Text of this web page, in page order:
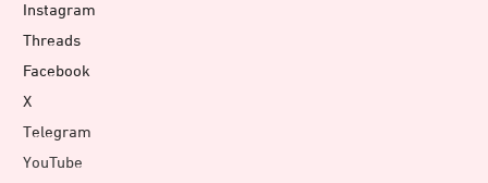
Instagram
Threads
Facebook
X
Telegram
YouTube